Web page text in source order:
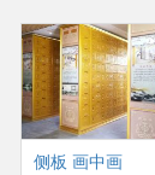
侧板 画中画